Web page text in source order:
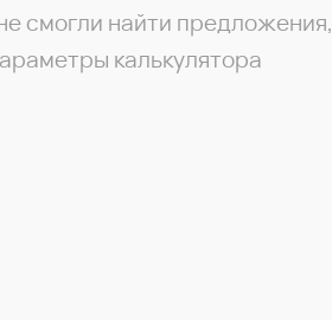
смогли найти предложения,
калькулятора